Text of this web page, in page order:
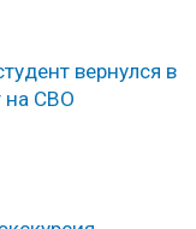
вернулся в
на СВО